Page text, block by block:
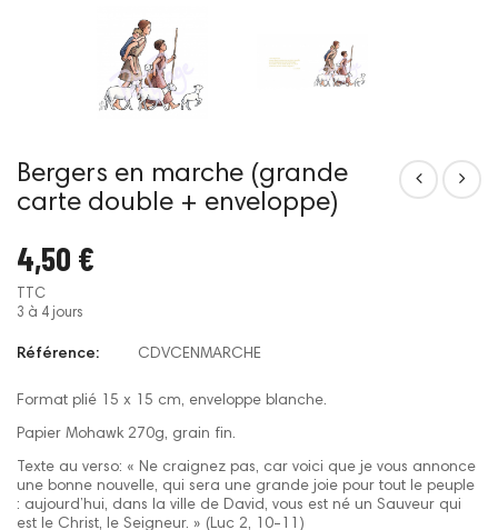
Bergers en marche (grande
carte double + enveloppe)
4,50 €
TTC
3 à 4 jours
Référence: CDVCENMARCHE
Format plié 15 x 15 cm, enveloppe blanche.
Papier Mohawk 270g, grain fin.
Texte au verso: « Ne craignez pas, car voici que je vous annonce
une bonne nouvelle, qui sera une grande joie pour tout le peuple
: aujourd’hui, dans la ville de David, vous est né un Sauveur qui
est le Christ, le Seigneur. » (Luc 2, 10-11)